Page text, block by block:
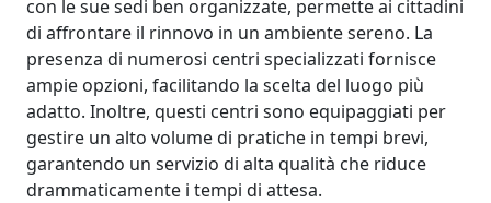
con le sue sedi ben organizzate, permette ai cittadini
di affrontare il rinnovo in un ambiente sereno. La
presenza di numerosi centri specializzati fornisce
ampie opzioni, facilitando la scelta del luogo più
adatto. Inoltre, questi centri sono equipaggiati per
gestire un alto volume di pratiche in tempi brevi,
garantendo un servizio di alta qualità che riduce
drammaticamente i tempi di attesa.